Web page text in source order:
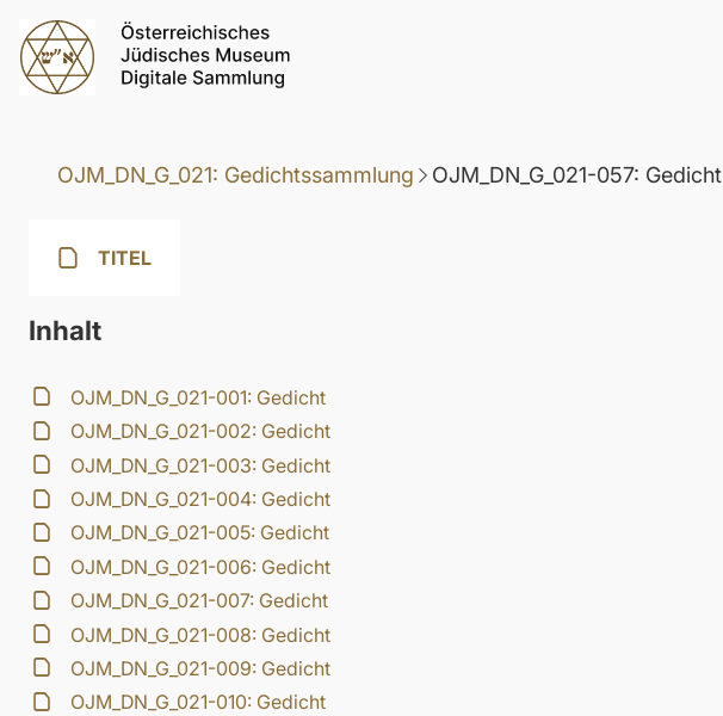
OJM_DN_G_021: Gedichtssammlung OJM_DN_G_021-057: Gedicht
TITEL
Inhalt
OJM_DN_G_021-001: Gedicht
OJM_DN_G_021-002: Gedicht
OJM_DN_G_021-003: Gedicht
OJM_DN_G_021-004: Gedicht
OJM_DN_G_021-005: Gedicht
OJM_DN_G_021-006: Gedicht
OJM_DN_G_021-007: Gedicht
OJM_DN_G_021-008: Gedicht
OJM_DN_G_021-009: Gedicht
OJM_DN_G_021-010: Gedicht